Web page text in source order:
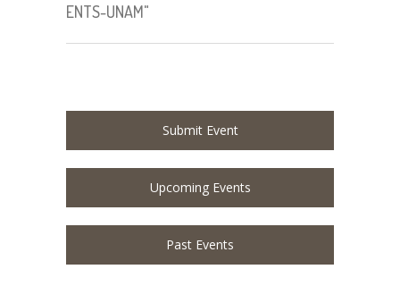
ENTS-UNAM"
Submit Event
Upcoming Events
Past Events